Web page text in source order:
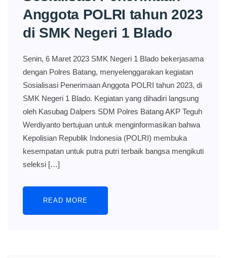
Anggota POLRI tahun 2023
di SMK Negeri 1 Blado
Senin, 6 Maret 2023 SMK Negeri 1 Blado bekerjasama
dengan Polres Batang, menyelenggarakan kegiatan
Sosialisasi Penerimaan Anggota POLRI tahun 2023, di
SMK Negeri 1 Blado. Kegiatan yang dihadiri langsung
oleh Kasubag Dalpers SDM Polres Batang AKP Teguh
Werdiyanto bertujuan untuk menginformasikan bahwa
Kepolisian Republik Indonesia (POLRI) membuka
kesempatan untuk putra putri terbaik bangsa mengikuti
seleksi […]
READ MORE